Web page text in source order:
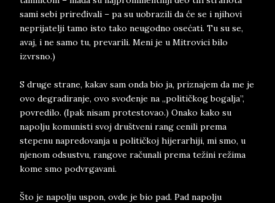
sami sebi priređivali – pa su uobrazili da će se i njihovi
neprijatelji tamo isto tako neugodno osećati. Tu su se,
avaj, i ne samo tu, prevarili. Meni je u Mitrovici bilo
izvrsno.)
S druge strane, kakav sam onda bio ja, priznajem da me je
ovo degradiranje, ovo svođenje na „političkog bogalja”,
povredilo. (Ipak nisam protestovao.) Onako kako su
napolju komunisti svoj društveni rang cenili prema
stepenu napredovanja u političkoj hijerarhiji, mi smo, u
njenom odsustvu, rangove računali prema težini režima
kome smo podvrgavani.
Što je napolju uspon, ovde je bio pad. Pad napolju